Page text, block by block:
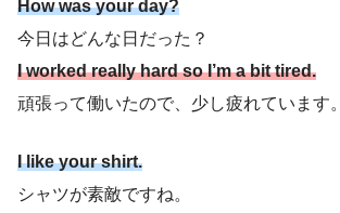
How was your day?
今日はどんな日だった？
I worked really hard so I’m a bit tired.
頑張って働いたので、少し疲れています。
I like your shirt.
シャツが素敵ですね。